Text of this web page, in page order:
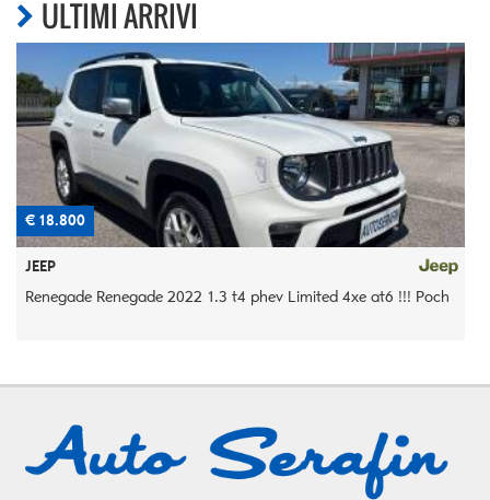
ULTIMI ARRIVI
€ 18.800
JEEP
Renegade Renegade 2022 1.3 t4 phev Limited 4xe at6 !!! Poch